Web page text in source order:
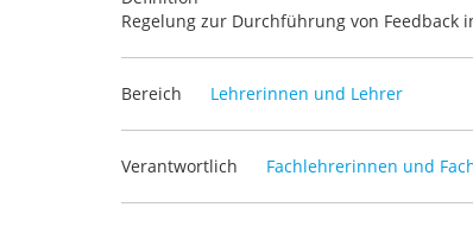
Regelung zur Durchführung von
Bereich Lehrerinnen und Lehrer
Verantwortlich Fachlehrerinnen und